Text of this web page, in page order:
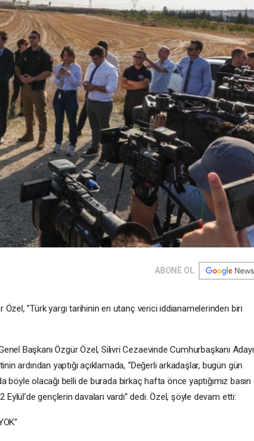
ABONE OL
"Türk yargı tarihinin en utanç verici iddianamelerinden biri
Başkanı Özgür Özel, Silivri Cezaevinde Cumhurbaşkanı Adayı
ardından yaptığı açıklamada, “Değerli arkadaşlar, bugün gün
böyle olacağı belli de burada birkaç hafta önce yaptığımız basın
gençlerin davaları vardı” dedi. Özel, şöyle devam etti: